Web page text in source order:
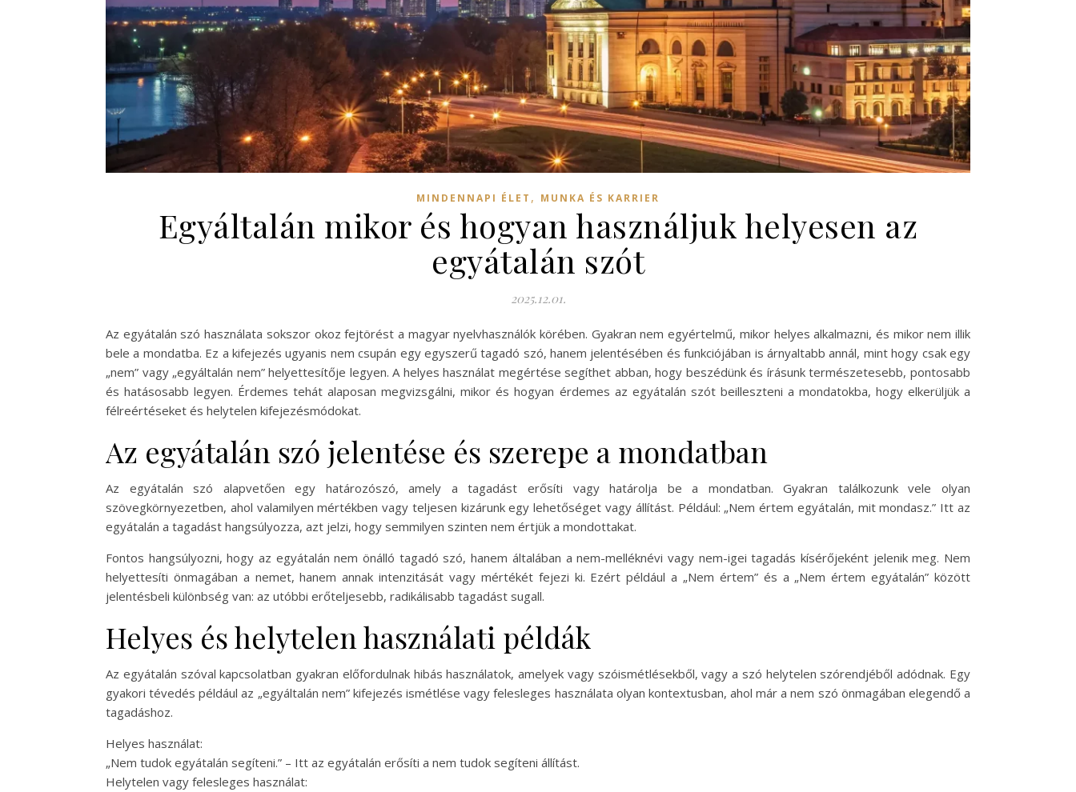
MINDENNAPI ÉLET , MUNKA ÉS KARRIER
Egyáltalán mikor és hogyan használjuk helyesen az
egyátalán szót
2025.12.01.
Az egyátalán szó használata sokszor okoz fejtörést a magyar nyelvhasználók körében. Gyakran nem egyértelmű, mikor helyes alkalmazni, és mikor nem illik
bele a mondatba. Ez a kifejezés ugyanis nem csupán egy egyszerű tagadó szó, hanem jelentésében és funkciójában is árnyaltabb annál, mint hogy csak egy
„nem” vagy „egyáltalán nem” helyettesítője legyen. A helyes használat megértése segíthet abban, hogy beszédünk és írásunk természetesebb, pontosabb
és hatásosabb legyen. Érdemes tehát alaposan megvizsgálni, mikor és hogyan érdemes az egyátalán szót beilleszteni a mondatokba, hogy elkerüljük a
félreértéseket és helytelen kifejezésmódokat.
Az egyátalán szó jelentése és szerepe a mondatban
Az egyátalán szó alapvetően egy határozószó, amely a tagadást erősíti vagy határolja be a mondatban. Gyakran találkozunk vele olyan
szövegkörnyezetben, ahol valamilyen mértékben vagy teljesen kizárunk egy lehetőséget vagy állítást. Például: „Nem értem egyátalán, mit mondasz.” Itt az
egyátalán a tagadást hangsúlyozza, azt jelzi, hogy semmilyen szinten nem értjük a mondottakat.
Fontos hangsúlyozni, hogy az egyátalán nem önálló tagadó szó, hanem általában a nem-melléknévi vagy nem-igei tagadás kísérőjeként jelenik meg. Nem
helyettesíti önmagában a nemet, hanem annak intenzitását vagy mértékét fejezi ki. Ezért például a „Nem értem” és a „Nem értem egyátalán” között
jelentésbeli különbség van: az utóbbi erőteljesebb, radikálisabb tagadást sugall.
Helyes és helytelen használati példák
Az egyátalán szóval kapcsolatban gyakran előfordulnak hibás használatok, amelyek vagy szóismétlésekből, vagy a szó helytelen szórendjéből adódnak. Egy
gyakori tévedés például az „egyáltalán nem” kifejezés ismétlése vagy felesleges használata olyan kontextusban, ahol már a nem szó önmagában elegendő a
tagadáshoz.
Helyes használat:
„Nem tudok egyátalán segíteni.” – Itt az egyátalán erősíti a nem tudok segíteni állítást.
Helytelen vagy felesleges használat: